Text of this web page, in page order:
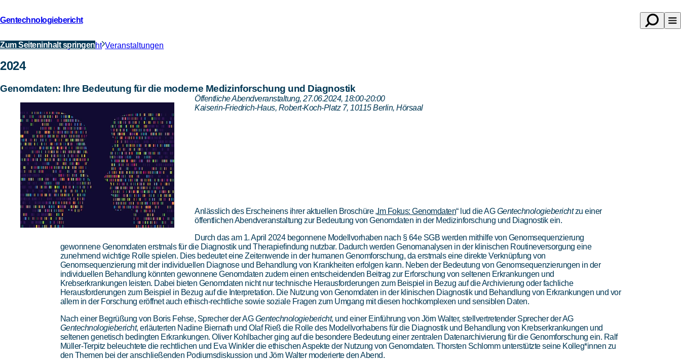
Zum Seiteninhalt springen
Gentechnologiebericht
zur
Suche
Gentechnologiebericht Veranstaltungen
2024
Genomdaten: Ihre Bedeutung für die moderne Medizinforschung und Diagnostik
Öffentliche Abendveranstaltung, 27.06.2024, 18:00-20:00
Kaiserin-Friedrich-Haus, Robert-Koch-Platz 7, 10115 Berlin, Hörsaal
Anlässlich des Erscheinens ihrer aktuellen Broschüre „Im Fokus: Genomdaten“ lud die AGGentechnologieberichtzu einer
öffentlichen Abendveranstaltung zur Bedeutung von Genomdaten in der Medizinforschung und Diagnostik ein.
Durch das am 1. April 2024 begonnene Modellvorhaben nach § 64e SGB werden mithilfe von Genomsequenzierung
gewonnene Genomdaten erstmals für die Diagnostik und Therapiefindung nutzbar. Dadurch werden Genomanalysen in der klinischen Routineversorgung eine
zunehmend wichtige Rolle spielen. Dies bedeutet eine Zeitenwende in der humanen Genomforschung, da erstmals eine direkte Verknüpfung von
Genomsequenzierung mit der individuellen Diagnose und Behandlung von Krankheiten erfolgen kann. Neben der Bedeutung von Genomsequenzierungen in der
individuellen Behandlung könnten gewonnene Genomdaten zudem einen entscheidenden Beitrag zur Erforschung von seltenen Erkrankungen und
Krebserkrankungen leisten. Dabei bieten Genomdaten nicht nur technische Herausforderungen zum Beispiel in Bezug auf die Archivierung oder fachliche
Herausforderungen zum Beispiel in Bezug auf die Interpretation. Die Nutzung von Genomdaten in der klinischen Diagnostik und Behandlung von Erkrankungen und vor
allem in der Forschung eröffnet auch ethisch-rechtliche sowie soziale Fragen zum Umgang mit diesen hochkomplexen und sensiblen Daten.
Nach einer Begrüßung von Boris Fehse, Sprecher der AGGentechnologiebericht, und einer Einführung von Jörn Walter, stellvertretender Sprecher der AG
Gentechnologiebericht, erläuterten Nadine Biernath und Olaf Rieß die Rolle des Modellvorhabens für die Diagnostik und Behandlung von Krebserkrankungen und
seltenen genetisch bedingten Erkrankungen. Oliver Kohlbacher ging auf die besondere Bedeutung einer zentralen Datenarchivierung für die Genomforschung ein. Ralf
Müller-Terpitz beleuchtete die rechtlichen und Eva Winkler die ethischen Aspekte der Nutzung von Genomdaten. Thorsten Schlomm unterstützte seine Kolleg*innen zu
den Themen bei der anschließenden Podiumsdiskussion und Jörn Walter moderierte den Abend.